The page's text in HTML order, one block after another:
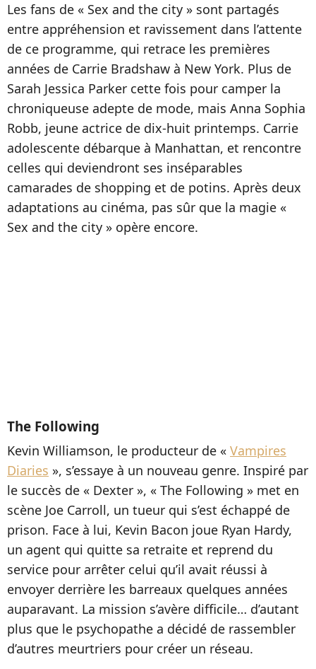
Les fans de « Sex and the city » sont partagés
entre appréhension et ravissement dans l’attente
de ce programme, qui retrace les premières
années de Carrie Bradshaw à New York. Plus de
Sarah Jessica Parker cette fois pour camper la
chroniqueuse adepte de mode, mais Anna Sophia
Robb, jeune actrice de dix-huit printemps. Carrie
adolescente débarque à Manhattan, et rencontre
celles qui deviendront ses inséparables
camarades de shopping et de potins. Après deux
adaptations au cinéma, pas sûr que la magie «
Sex and the city » opère encore.
The Following
Kevin Williamson, le producteur de « Vampires
Diaries », s’essaye à un nouveau genre. Inspiré par
le succès de « Dexter », « The Following » met en
scène Joe Carroll, un tueur qui s’est échappé de
prison. Face à lui, Kevin Bacon joue Ryan Hardy,
un agent qui quitte sa retraite et reprend du
service pour arrêter celui qu’il avait réussi à
envoyer derrière les barreaux quelques années
auparavant. La mission s’avère difficile… d’autant
plus que le psychopathe a décidé de rassembler
d’autres meurtriers pour créer un réseau.